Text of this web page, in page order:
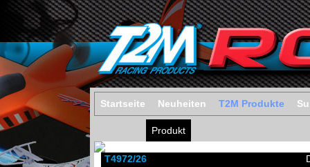
Startseite Neuheiten T2M Produkte
Produkt
T4972/26